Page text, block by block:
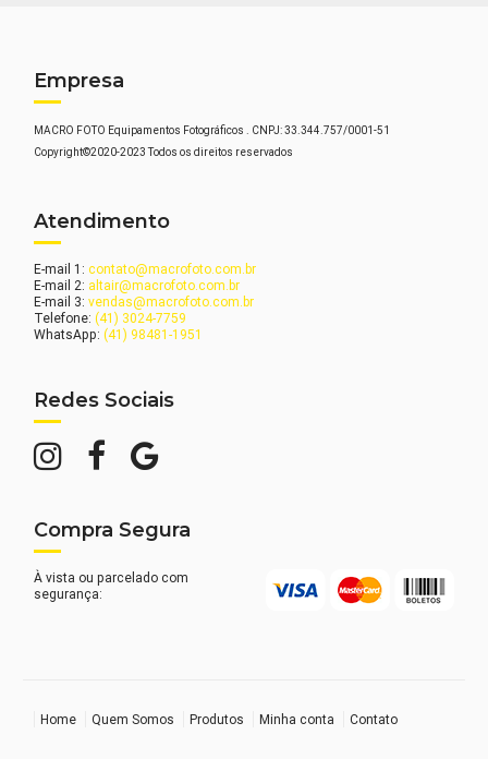
Empresa
MACRO FOTO Equipamentos Fotográficos . CNPJ: 33.344.757/0001-51
Copyright©2020-2023 Todos os direitos reservados
Atendimento
E-mail 1:contato@macrofoto.com.br
E-mail 2: altair@macrofoto.com.br
E-mail 3:vendas@macrofoto.com.br
Telefone:(41) 3024-7759
WhatsApp:(41) 98481-1951
Redes Sociais
Compra Segura
À vista ou parcelado com
segurança:
Home Quem Somos Produtos Minha conta Contato